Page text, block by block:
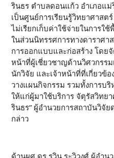
รินธร ตำบลดอนแก้ว อำเภอแ
เป็นศูนย์การเรียนรู้วิทยาศาสต
ไม่เรียกเก็บค่าใช้จ่ายในการ
ในส่วนนิทรรศการทางดาราศ
การออกแบบและก่อสร้าง โดย
หน้าที่ผู้เชี่ยวชาญด้านวิศวกรร
นักวิจัย และเจ้าหน้าที่ที่เกี่ยวข้
วางแผนกิจกรรม รวมทั้งการบ
ให้แก่ผู้มาใช้บริการ จัตุรัสวิทย
รินธร” ผู้อำนวยการสถาบันวิจั
กล่าว